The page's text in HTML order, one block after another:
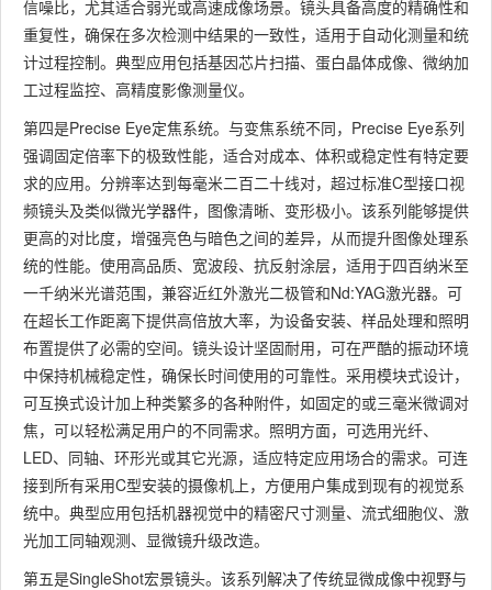
信噪比，尤其适合弱光或高速成像场景。镜头具备高度的精确性和
重复性，确保在多次检测中结果的一致性，适用于自动化测量和统
计过程控制。典型应用包括基因芯片扫描、蛋白晶体成像、微纳加
工过程监控、高精度影像测量仪。
第四是Precise Eye定焦系统。与变焦系统不同，Precise Eye系列
强调固定倍率下的极致性能，适合对成本、体积或稳定性有特定要
求的应用。分辨率达到每毫米二百二十线对，超过标准C型接口视
频镜头及类似微光学器件，图像清晰、变形极小。该系列能够提供
更高的对比度，增强亮色与暗色之间的差异，从而提升图像处理系
统的性能。使用高品质、宽波段、抗反射涂层，适用于四百纳米至
一千纳米光谱范围，兼容近红外激光二极管和Nd:YAG激光器。可
在超长工作距离下提供高倍放大率，为设备安装、样品处理和照明
布置提供了必需的空间。镜头设计坚固耐用，可在严酷的振动环境
中保持机械稳定性，确保长时间使用的可靠性。采用模块式设计，
可互换式设计加上种类繁多的各种附件，如固定的或三毫米微调对
焦，可以轻松满足用户的不同需求。照明方面，可选用光纤、
LED、同轴、环形光或其它光源，适应特定应用场合的需求。可连
接到所有采用C型安装的摄像机上，方便用户集成到现有的视觉系
统中。典型应用包括机器视觉中的精密尺寸测量、流式细胞仪、激
光加工同轴观测、显微镜升级改造。
第五是SingleShot宏景镜头。该系列解决了传统显微成像中视野与